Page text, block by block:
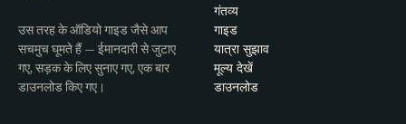
उस तरह के ऑडियो गाइड जैसे आप
सचमुच घूमते हैं — ईमानदारी से जुटाए
गए, सड़क के लिए सुनाए गए, एक बार
डाउनलोड किए गए।
गंतव्य
गाइड
यात्रा सुझाव
मूल्य देखें
डाउनलोड